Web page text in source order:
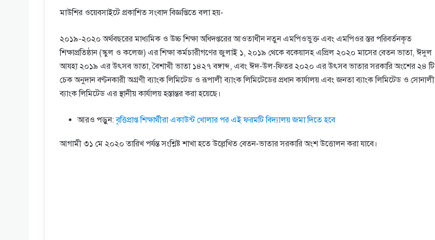
মাউশির ওয়েবসাইটে প্রকাশিত সংবাদ বিজ্ঞপ্তিতে বলা হয়-
২০১৯-২০২০ অর্থবছরের মাধ্যমিক ও উচ্চ শিক্ষা অধিদপ্তরের আওতাধীন নতুন এমপিওভুক্ত এবং এমপিওর স্তর পরিবর্তনকৃত
শিক্ষাপ্রতিষ্ঠান (স্কুল ও কলেজ) এর শিক্ষা কর্মচারীগণের জুলাই ১, ২০১৯ থেকে বকেয়াসহ এপ্রিল ২০২০ মাসের বেতন ভাতা, ঈদুল
আযহা ২০১৯ এর উৎসব ভাতা, বৈশাখী ভাতা ১৪২৭ বঙ্গাব্দ, এবং ঈদ-উল-ফিতর ২০২০ এর উৎসব ভাতার সরকারি অংশের ২৪ টি
চেক অনুদান বণ্টনকারী অগ্রণী ব্যাংক লিমিটেড ও রূপালী ব্যাংক লিমিটেডের প্রধান কার্যালয় এবং জনতা ব্যাংক লিমিটেড ও সোনালী
ব্যাংক লিমিটেড এর স্থানীয় কার্যালয় হস্তান্তর করা হয়েছে।
আরও পড়ুন:বৃত্তিপ্রাপ্ত শিক্ষার্থীরা একাউন্ট খোলার পর এই ফরমটি বিদ্যালয় জমা দিতে হবে
আগামী ৩১ মে ২০২০ তারিখ পর্যন্ত সংশ্লিষ্ট শাখা হতে উল্লেখিত বেতন-ভাতার সরকারি অংশ উত্তোলন করা যাবে।